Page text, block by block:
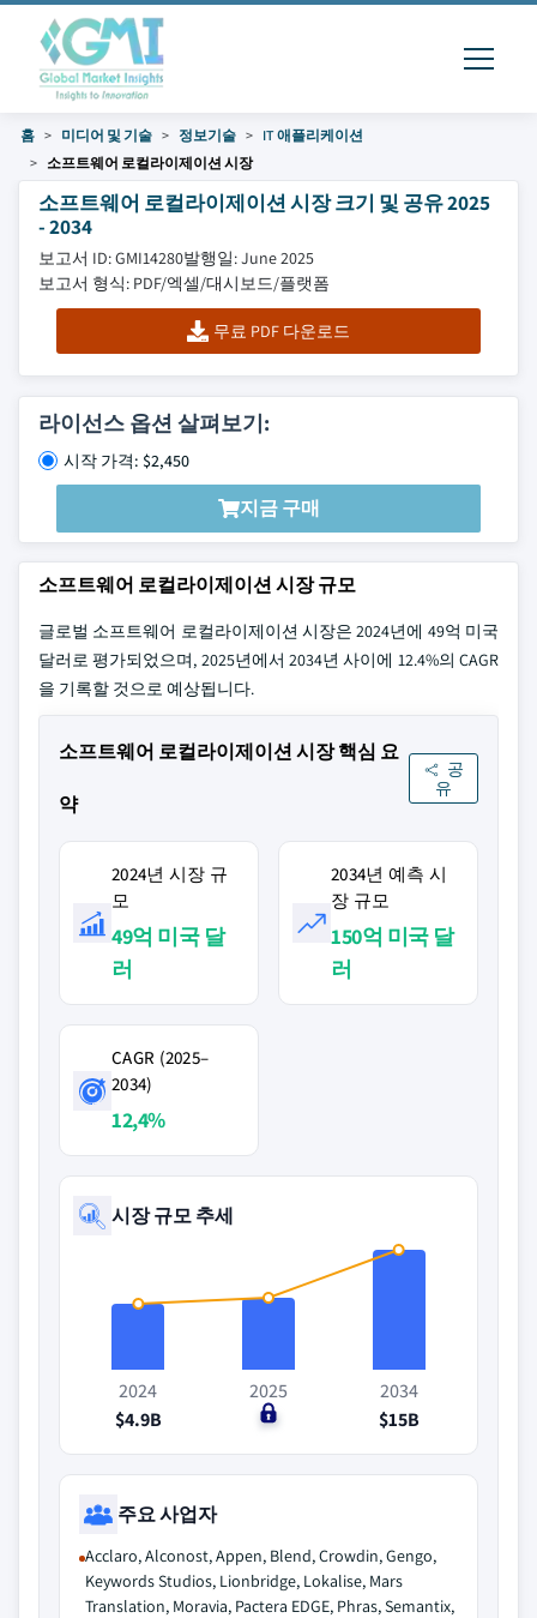
홈 미디어 및 기술 정보기술
IT 애플리케이션
소프트웨어 로컬라이제이션 시장
소프트웨어 로컬라이제이션 시장 크기 및 공유 2025
- 2034
보고서 ID: GMI14280발행일: June 2025
보고서 형식: PDF/엑셀/대시보드/플랫폼
무료 PDF 다운로드
라이선스 옵션 살펴보기:
시작 가격: $2,450
지금 구매
소프트웨어 로컬라이제이션 시장 규모
글로벌 소프트웨어 로컬라이제이션 시장은 2024년에 49억 미국
달러로 평가되었으며, 2025년에서 2034년 사이에 12.4%의 CAGR
을 기록할 것으로 예상됩니다.
소프트웨어 로컬라이제이션 시장 핵심 요
약
공
유
2024년 시장 규
모
49억 미국 달
러
2034년 예측 시
장 규모
150억 미국 달
러
CAGR (2025–
2034)
12,4%
시장 규모 추세
2024
$4.9B
2025
$0
2034
$15B
주요 사업자
Acclaro, Alconost, Appen, Blend, Crowdin, Gengo,
Keywords Studios, Lionbridge, Lokalise, Mars
Translation, Moravia, Pactera EDGE, Phras, Semantix,